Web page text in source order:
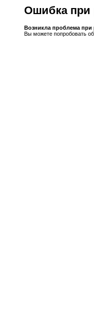
Ошибка при
Возникла проблема при
Вы можете попробовать